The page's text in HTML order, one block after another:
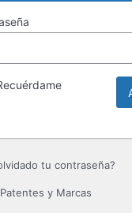
tu contraseña?
y Marcas